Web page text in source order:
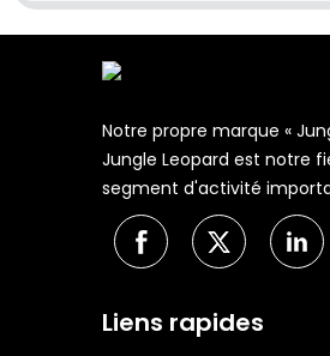
Notre propre marque «
Jungle Leopard est notre
segment d'activité
Liens rapides